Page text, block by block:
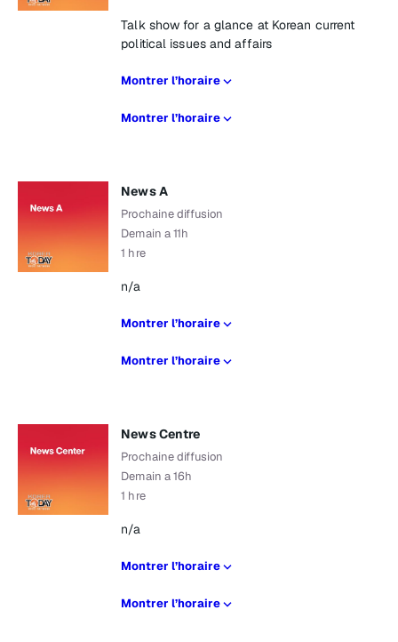
Talk show for a glance at Korean current
political issues and affairs
Montrer l’horaire
Montrer l’horaire
News A
Prochaine diffusion
Demain a 11h
1 hre
n/a
Montrer l’horaire
Montrer l’horaire
News Centre
Prochaine diffusion
Demain a 16h
1 hre
n/a
Montrer l’horaire
Montrer l’horaire